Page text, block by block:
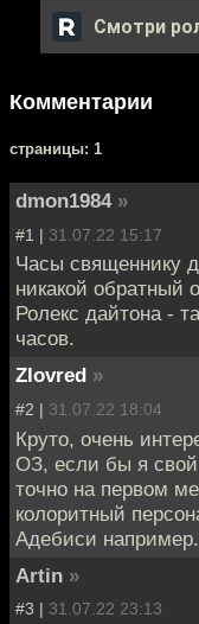
Смотри
Комментарии
cтраницы: 1
dmon1984 »
#1 | 31.07.22 15:17
Часы священнику
никакой обратный
Ролекс дайтона -
часов.
Zlovred »
#2 | 31.07.22 18:04
Круто, очень
ОЗ, если бы я свой
точно на первом
колоритный
Адебиси например.
Artin »
#3 | 31.07.22 23:13